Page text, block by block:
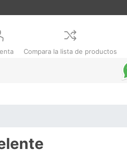
Compara la lista de productos